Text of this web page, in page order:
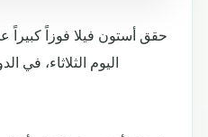
حقق أستون فيلا فوزاً كبيراً
اليوم الثلاثاء، في